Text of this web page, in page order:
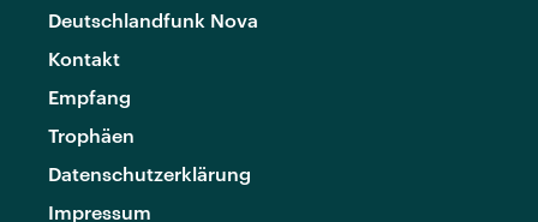
Deutschlandfunk Nova
Kontakt
Empfang
Trophäen
Datenschutzerklärung
Impressum